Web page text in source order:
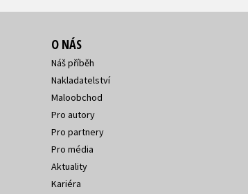
O NÁS
Náš příběh
Nakladatelství
Maloobchod
Pro autory
Pro partnery
Pro média
Aktuality
Kariéra